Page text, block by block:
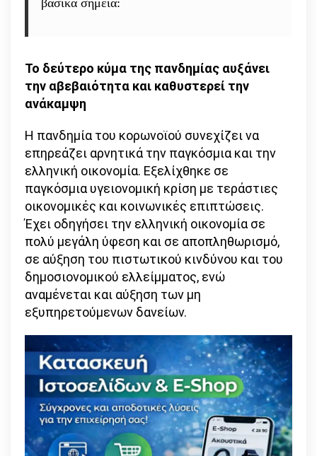
μέτρα
βασικά σημεία:
Το δεύτερο κύμα της πανδημίας αυξάνει
την αβεβαιότητα και καθυστερεί την
ανάκαμψη
Η πανδημία του κορωνοϊού συνεχίζει να
επηρεάζει αρνητικά την παγκόσμια και την
ελληνική οικονομία. Εξελίχθηκε σε
παγκόσμια υγειονομική κρίση με τεράστιες
οικονομικές και κοινωνικές επιπτώσεις.
Έχει οδηγήσει την ελληνική οικονομία σε
πολύ μεγάλη ύφεση και σε αποπληθωρισμό,
σε αύξηση του πιστωτικού κινδύνου και του
δημοσιονομικού ελλείμματος, ενώ
αναμένεται και αύξηση των μη
εξυπηρετούμενων δανείων.